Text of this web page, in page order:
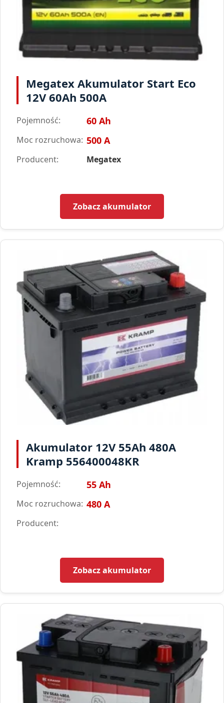
Megatex Akumulator Start Eco
12V 60Ah 500A
Pojemność: 60 Ah
Moc rozruchowa: 500 A
Producent: Megatex
Zobacz akumulator
Akumulator 12V 55Ah 480A
Kramp 556400048KR
Pojemność: 55 Ah
Moc rozruchowa: 480 A
Producent:
Zobacz akumulator